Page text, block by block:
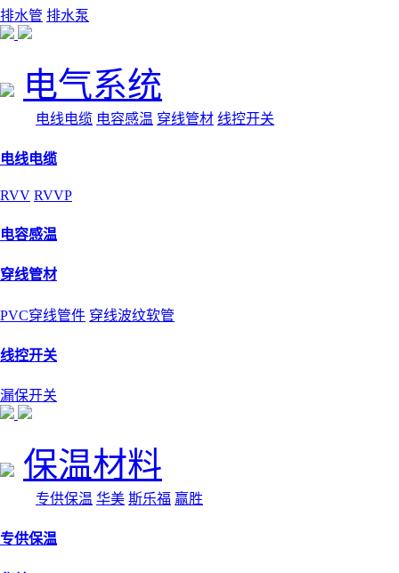
排水管 排水泵
电气系统
电线电缆 电容感温 穿线管材 线控开关
电线电缆
RVV RVVP
电容感温
穿线管材
PVC穿线管件 穿线波纹软管
线控开关
漏保开关
保温材料
专供保温 华美 斯乐福 赢胜
专供保温